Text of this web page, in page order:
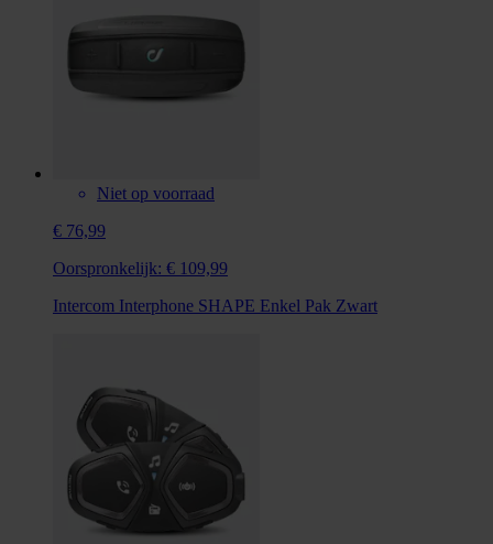
Niet op voorraad
€ 76,99
Oorspronkelijk: € 109,99
Intercom Interphone SHAPE Enkel Pak Zwart